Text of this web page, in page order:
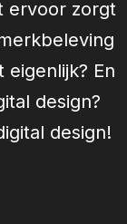
ervoor zorgt
En
design?
design!